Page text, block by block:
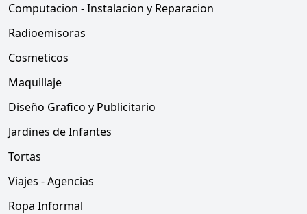
Computacion - Instalacion y Reparacion
Radioemisoras
Cosmeticos
Maquillaje
Diseño Grafico y Publicitario
Jardines de Infantes
Tortas
Viajes - Agencias
Ropa Informal